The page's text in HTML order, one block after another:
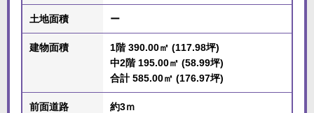
土地面積 ー
建物面積
1階 390.00㎡ (117.98坪)
中2階 195.00㎡ (58.99坪)
合計 585.00㎡ (176.97坪)
前面道路 約3ｍ